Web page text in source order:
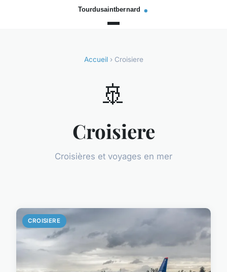
Accueil› Croisiere
🚢
Croisiere
Croisières et voyages en mer
CROISIERE